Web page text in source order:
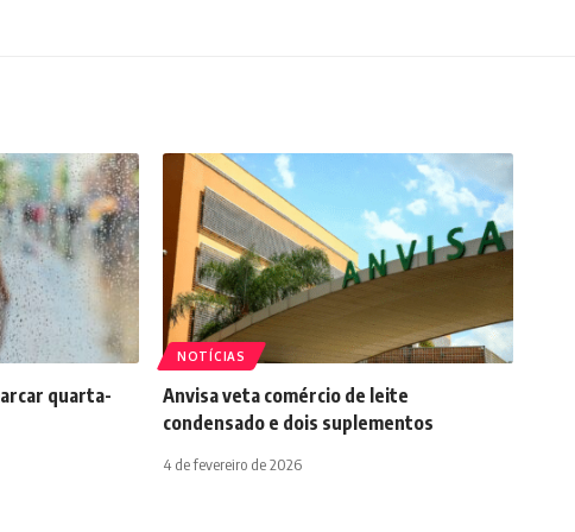
quarta-
NOTÍCIAS
Anvisa veta comércio de leite
condensado e dois suplementos
4 de fevereiro de 2026